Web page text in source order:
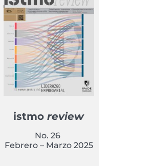
istmoreview
No. 26
Febrero – Marzo 2025